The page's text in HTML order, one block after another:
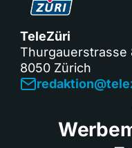
TeleZüri
Thurgauerstrasse
8050 Zürich